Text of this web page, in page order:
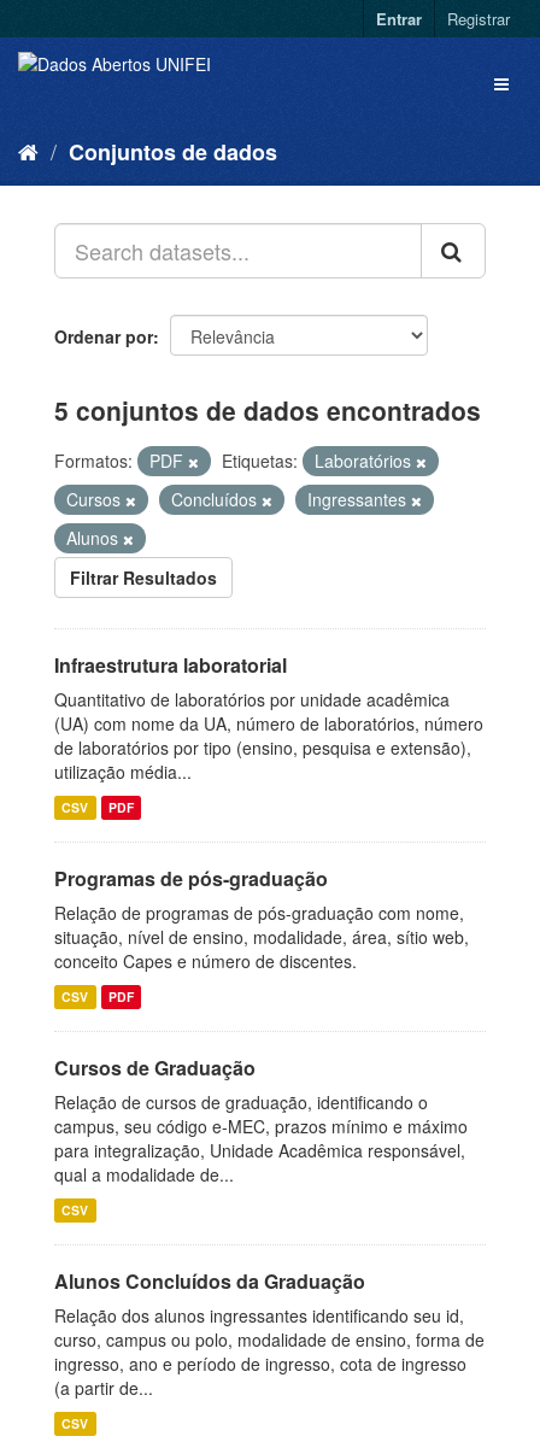
Entrar Registrar
Conjuntos de dados
Ordenar por
5 conjuntos de dados encontrados
Formatos: PDF Etiquetas:
Laboratórios
Cursos
Concluídos
Ingressantes
Alunos
Filtrar Resultados
Infraestrutura laboratorial
Quantitativo de laboratórios por unidade acadêmica
(UA) com nome da UA, número de laboratórios, número
de laboratórios por tipo (ensino, pesquisa e extensão),
utilização média...
CSV PDF
Programas de pós-graduação
Relação de programas de pós-graduação com nome,
situação, nível de ensino, modalidade, área, sítio web,
conceito Capes e número de discentes.
CSV PDF
Cursos de Graduação
Relação de cursos de graduação, identificando o
campus, seu código e-MEC, prazos mínimo e máximo
para integralização, Unidade Acadêmica responsável,
qual a modalidade de...
CSV
Alunos Concluídos da Graduação
Relação dos alunos ingressantes identificando seu id,
curso, campus ou polo, modalidade de ensino, forma de
ingresso, ano e período de ingresso, cota de ingresso
(a partir de...
CSV